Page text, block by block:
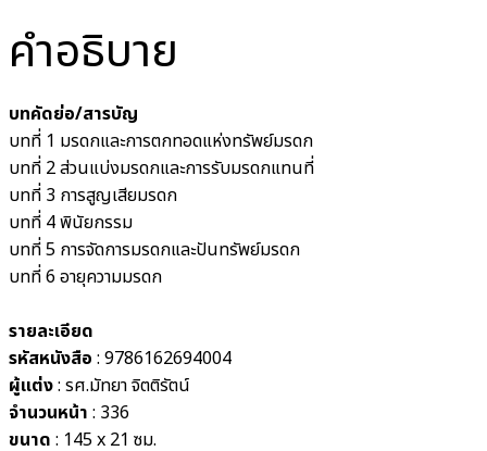
คำอธิบาย
บทคัดย่อ/สารบัญ
บทที่ 1 มรดกและการตกทอดแห่งทรัพย์มรดก
บทที่ 2 ส่วนแบ่งมรดกและการรับมรดกแทนที่
บทที่ 3 การสูญเสียมรดก
บทที่ 4 พินัยกรรม
บทที่ 5 การจัดการมรดกและปันทรัพย์มรดก
บทที่ 6 อายุความมรดก
รายละเอียด
รหัสหนังสือ : 9786162694004
ผู้แต่ง: รศ.มัทยา จิตติรัตน์
จำนวนหน้า : 336
ขนาด : 145 x 21 ซม.